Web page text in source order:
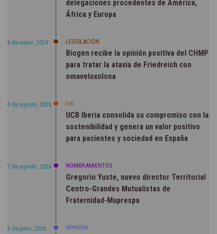
delegaciones procedentes de América,
África y Europa
4 de enero, 2024 LEGISLACIÓN
Biogen recibe la opinión positiva del CHMP
para tratar la ataxia de Friedreich con
omaveloxolona
6 de agosto, 2026 I+D
UCB Iberia consolida su compromiso con la
sostenibilidad y genera un valor positivo
para pacientes y sociedad en España
7 de agosto, 2026 NOMBRAMIENTOS
Gregorio Yuste, nuevo director Territorial
Centro-Grandes Mutualistas de
Fraternidad-Muprespa
3 de junio, 2026 OPINIÓN